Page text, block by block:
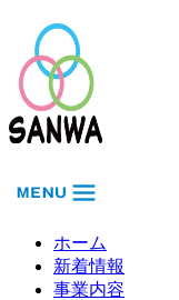
ホーム
新着情報
事業内容